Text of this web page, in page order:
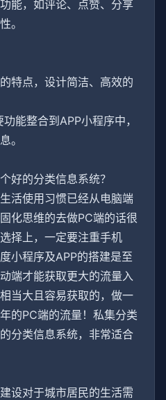
能，如评论、点赞、分享
。
特点，设计简洁、高效的
能整合到APP小程序中，
。
好的分类信息系统？
活使用习惯已经从电脑端
化思维的去做PC端的话很
择上，一定要注重手机
小程序及APP的搭建是至
端才能获取更大的流量入
当大且容易获取的，做一
的PC端的流量！私集分类
分类信息系统，非常适合
设对于城市居民的生活需